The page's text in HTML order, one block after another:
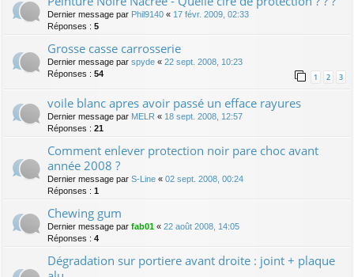
Dernier message par Phil9140 « 17 févr. 2009, 02:33
Réponses : 5
Grosse casse carrosserie
Dernier message par spyde « 22 sept. 2008, 10:23
Réponses : 54 1 2 3
voile blanc apres avoir passé un efface rayures
Dernier message par MELR « 18 sept. 2008, 12:57
Réponses : 21
Comment enlever protection noir pare choc avant
année 2008 ?
Dernier message par S-Line « 02 sept. 2008, 00:24
Réponses : 1
Chewing gum
Dernier message par fab01 « 22 août 2008, 14:05
Réponses : 4
Dégradation sur portiere avant droite : joint + plaque